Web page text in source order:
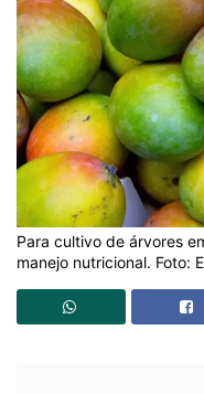
Para cultivo de árvores
manejo nutricional. Foto: